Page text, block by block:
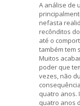
A análise de
nefasta
recônditos
até o
também tem
Muitos
poder que
vezes, não
quatro anos.
quatro anos